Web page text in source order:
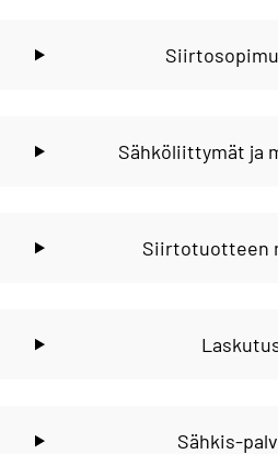
Sähköliittymät ja
Siirtotuotteen
Sähkis-